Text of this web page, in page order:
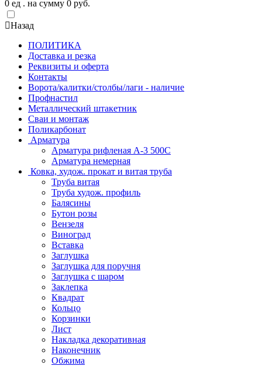
0 ед . на сумму 0 pуб.
Назад
ПОЛИТИКА
Доставка и резка
Реквизиты и оферта
Контакты
Ворота/калитки/столбы/лаги - наличие
Профнастил
Металлический штакетник
Сваи и монтаж
Поликарбонат
Арматура
Арматура рифленая А-3 500С
Арматура немерная
Ковка, худож. прокат и витая труба
Труба витая
Труба худож. профиль
Балясины
Бутон розы
Вензеля
Виноград
Вставка
Заглушка
Заглушка для поручня
Заглушка с шаром
Заклепка
Квадрат
Кольцо
Корзинки
Лист
Накладка декоративная
Наконечник
Обжима